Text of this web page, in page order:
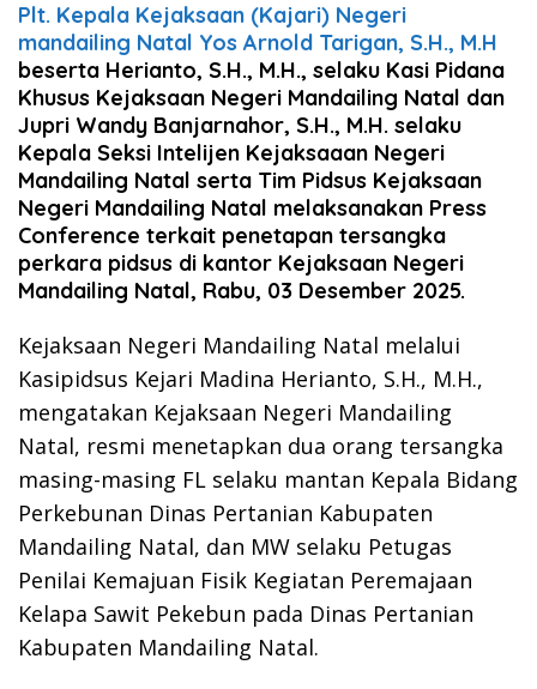
Plt. Kepala Kejaksaan (Kajari) Negeri
mandailing Natal Yos Arnold Tarigan, S.H., M.H
beserta Herianto, S.H., M.H., selaku Kasi Pidana
Khusus Kejaksaan Negeri Mandailing Natal dan
Jupri Wandy Banjarnahor, S.H., M.H. selaku
Kepala Seksi Intelijen Kejaksaaan Negeri
Mandailing Natal serta Tim Pidsus Kejaksaan
Negeri Mandailing Natal melaksanakan Press
Conference terkait penetapan tersangka
perkara pidsus di kantor Kejaksaan Negeri
Mandailing Natal, Rabu, 03 Desember 2025.
Kejaksaan Negeri Mandailing Natal melalui
Kasipidsus Kejari Madina Herianto, S.H., M.H.,
mengatakan Kejaksaan Negeri Mandailing
Natal, resmi menetapkan dua orang tersangka
masing-masing FL selaku mantan Kepala Bidang
Perkebunan Dinas Pertanian Kabupaten
Mandailing Natal, dan MW selaku Petugas
Penilai Kemajuan Fisik Kegiatan Peremajaan
Kelapa Sawit Pekebun pada Dinas Pertanian
Kabupaten Mandailing Natal.